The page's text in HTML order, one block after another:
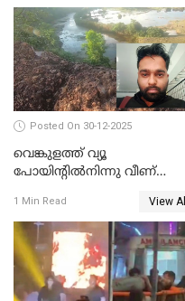
Posted On 30-12-2025
വെങ്കുളത്ത് വ്യൂ
പോയിന്റിൽനിന്നു വീണ്
1 Min Read View All